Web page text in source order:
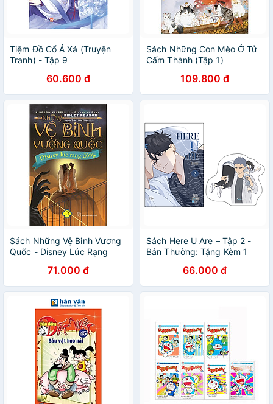
Tiệm Đồ Cổ Á Xá (Truyện
Tranh) - Tập 9
60.600 đ
Sách Những Con Mèo Ở Tử
Cấm Thành (Tập 1)
109.800 đ
Sách Những Vệ Binh Vương
Quốc - Disney Lúc Rạng
71.000 đ
Sách Here U Are – Tập 2 -
Bản Thường: Tặng Kèm 1
66.000 đ